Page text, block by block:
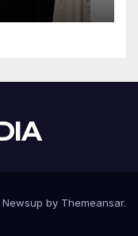
Newsup by Themeansar.